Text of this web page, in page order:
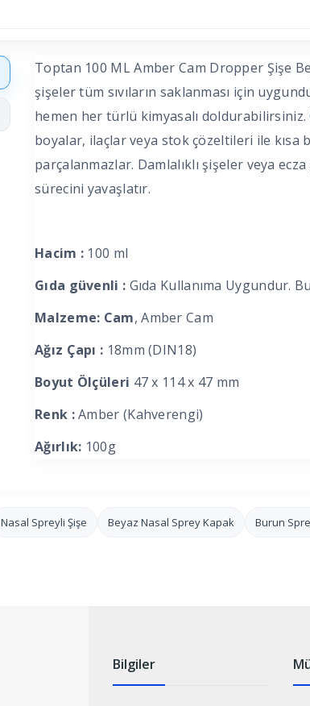
Toptan 100 ML Amber Cam Dropper Şişe
şişeler tüm sıvıların saklanması için
hemen her türlü kimyasalı doldurabilirsiniz.
boyalar, ilaçlar veya stok çözeltileri ile kısa
parçalanmazlar. Damlalıklı şişeler veya
sürecini yavaşlatır.
Hacim : 100 ml
Gıda güvenli : Gıda Kullanıma Uygundur.
Malzeme: Cam, Amber Cam
Ağız Çapı : 18mm (DIN18)
Boyut Ölçüleri 47 x 114 x 47 mm
Renk :Amber (Kahverengi)
Ağırlık: 100g
Nasal Spreyli Şişe Beyaz Nasal Sprey Kapak Burun
Bilgiler